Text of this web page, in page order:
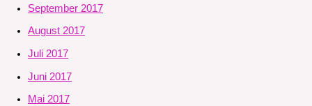
September 2017
August 2017
Juli 2017
Juni 2017
Mai 2017